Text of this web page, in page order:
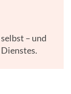
– und